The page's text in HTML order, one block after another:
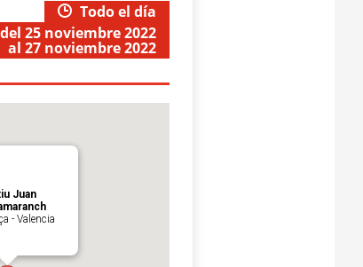
Todo el día
del 25 noviembre 2022
al 27 noviembre 2022
Juan
- Valencia